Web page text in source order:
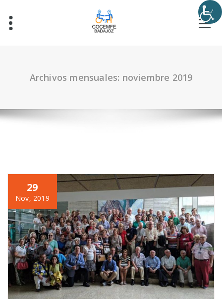
Archivos mensuales: noviembre 2019
29
Nov, 2019